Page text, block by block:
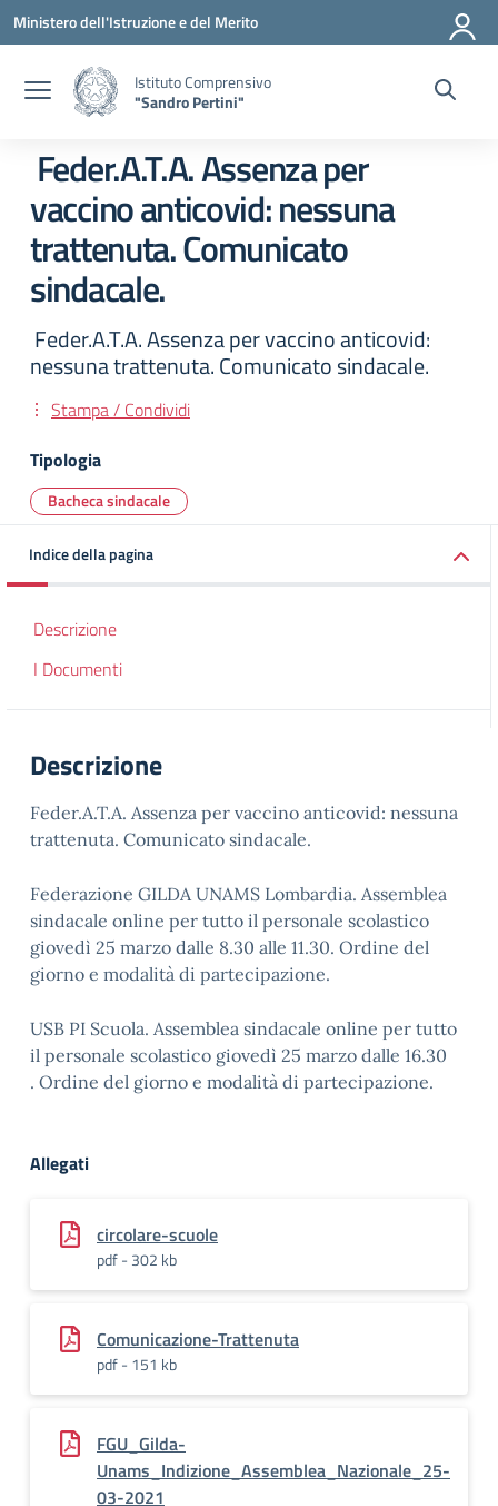
Vai ai contenuti
Vai al menu di navigazione
Vai al footer
Ministero dell'Istruzione e del Merito
Istituto Comprensivo
"Sandro Pertini"
Feder.A.T.A. Assenza per
vaccino anticovid: nessuna
trattenuta. Comunicato
sindacale.
Feder.A.T.A. Assenza per vaccino anticovid:
nessuna trattenuta. Comunicato sindacale.
Stampa / Condividi
Tipologia
Bacheca sindacale
Indice della pagina
Descrizione
I Documenti
Descrizione
Feder.A.T.A. Assenza per vaccino anticovid: nessuna
trattenuta. Comunicato sindacale.
Federazione GILDA UNAMS Lombardia. Assemblea
sindacale online per tutto il personale scolastico
giovedì 25 marzo dalle 8.30 alle 11.30. Ordine del
giorno e modalità di partecipazione.
USB PI Scuola. Assemblea sindacale online per tutto
il personale scolastico giovedì 25 marzo dalle 16.30
. Ordine del giorno e modalità di partecipazione.
Allegati
circolare-scuole
pdf - 302 kb
Comunicazione-Trattenuta
pdf - 151 kb
FGU_Gilda-
Unams_Indizione_Assemblea_Nazionale_25-
03-2021